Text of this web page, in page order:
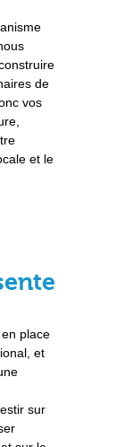
de
vos
et le
place
et
sur